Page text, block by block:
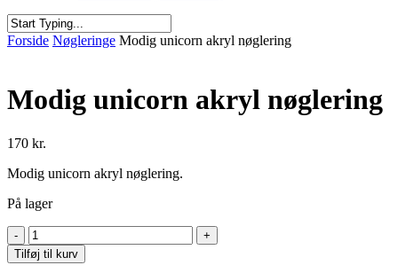
Close
Forside Nøgleringe Modig unicorn akryl nøglering
Modig unicorn akryl nøglering
170 kr.
Modig unicorn akryl nøglering.
På lager
Modig
unicorn
akryl
Tilføj til kurv